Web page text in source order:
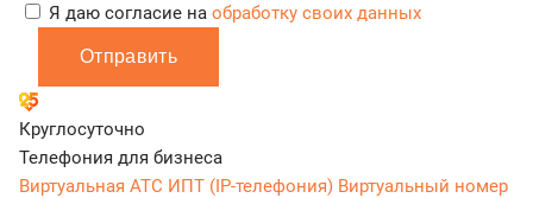
Я даю согласие на обработку своих данных
Отправить
Круглосуточно
Телефония для бизнеса
Виртуальная АТС ИПТ (IP-телефония) Виртуальный номер